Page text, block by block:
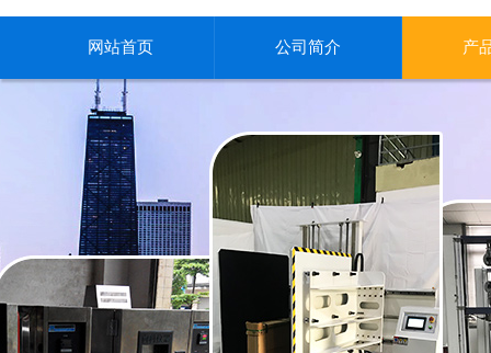
网站首页 公司简介 产